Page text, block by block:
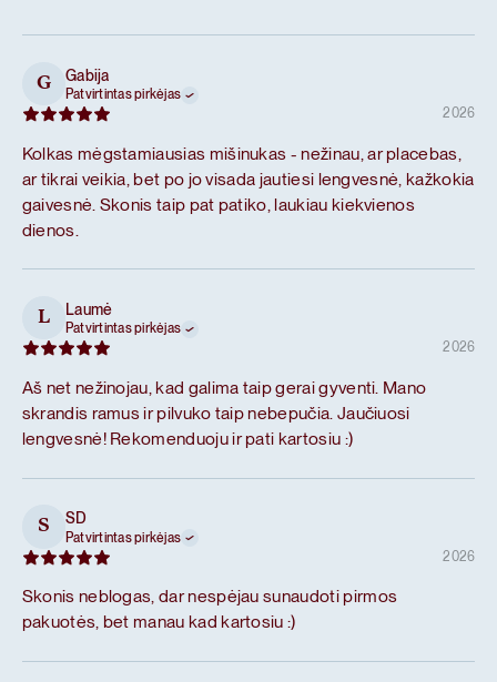
G Gabija
Patvirtintas pirkėjas
2026
Kolkas mėgstamiausias mišinukas - nežinau, ar placebas,
ar tikrai veikia, bet po jo visada jautiesi lengvesnė, kažkokia
gaivesnė. Skonis taip pat patiko, laukiau kiekvienos
dienos.
L Laumė
Patvirtintas pirkėjas
2026
Aš net nežinojau, kad galima taip gerai gyventi. Mano
skrandis ramus ir pilvuko taip nebepučia. Jaučiuosi
lengvesnė! Rekomenduoju ir pati kartosiu :)
S SD
Patvirtintas pirkėjas
2026
Skonis neblogas, dar nespėjau sunaudoti pirmos
pakuotės, bet manau kad kartosiu :)